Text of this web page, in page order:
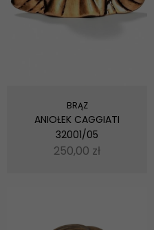
BRĄZ
ANIOŁEK CAGGIATI
32001/05
250,00 zł